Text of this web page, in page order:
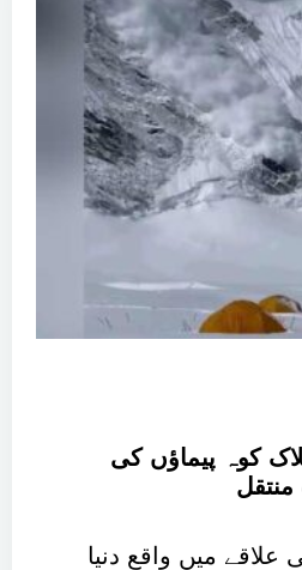
کوہ پیماؤں کی
علاقے میں واقع دنیا